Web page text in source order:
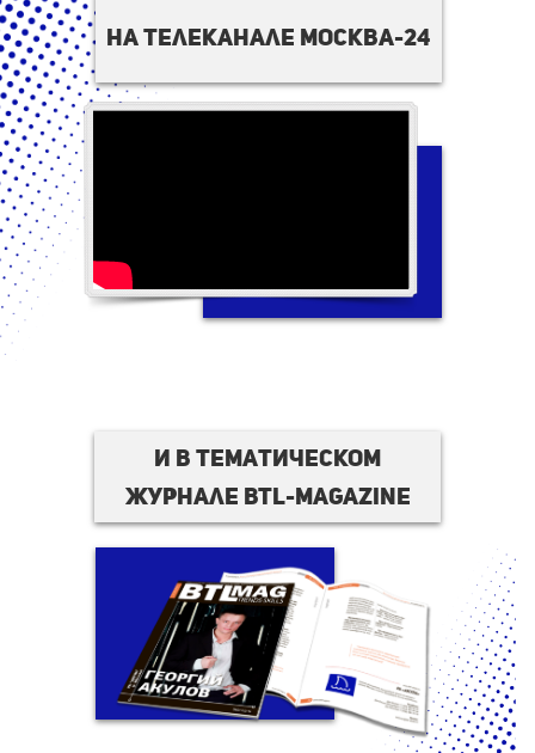
на телеканале москва-24
И в тематическом
журнале BTL-magazine